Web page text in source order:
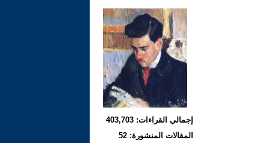
إجمالي القراءات: 403,703
المقالات المنشورة: 52